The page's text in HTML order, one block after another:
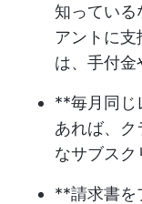
知っている
アントに支
は、手付金
**毎月同じ
あれば、ク
なサブスク
**請求書を